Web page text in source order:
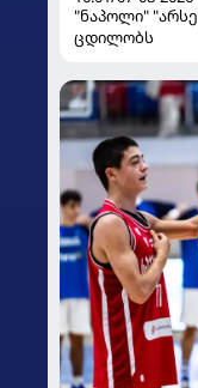
"ნაპოლი"
ცდილობს